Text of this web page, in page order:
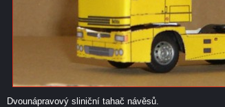
Dvounápravový sliniční tahač návěsů.